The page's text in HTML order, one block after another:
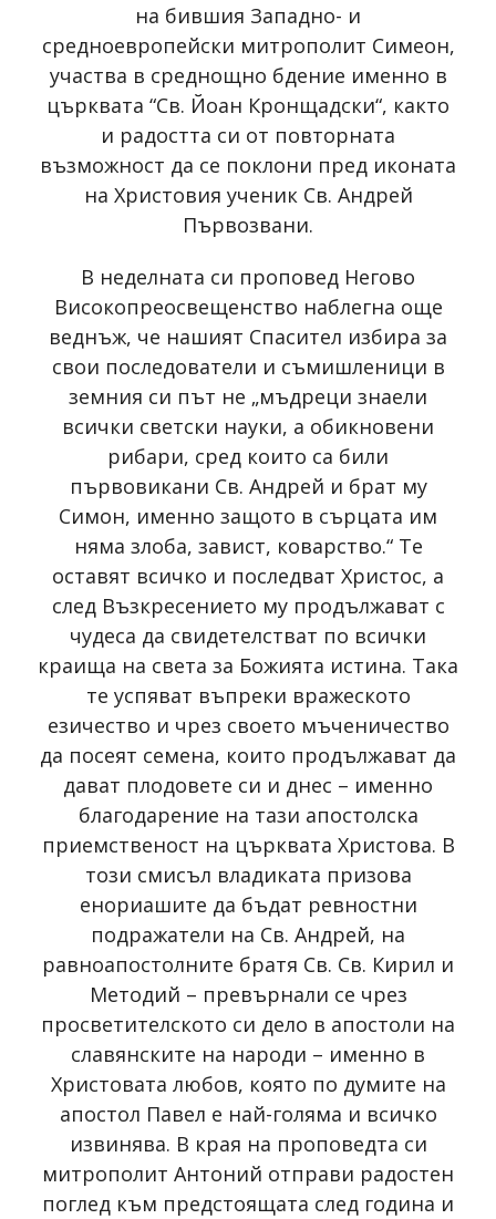
на бившия Западно- и
средноевропейски митрополит Симеон,
участва в среднощно бдение именно в
църквата “Св. Йоан Кронщадски“, както
и радостта си от повторната
възможност да се поклони пред иконата
на Христовия ученик Св. Андрей
Първозвани.
В неделната си проповед Негово
Високопреосвещенство наблегна още
веднъж, че нашият Спасител избира за
свои последователи и съмишленици в
земния си път не „мъдреци знаели
всички светски науки, а обикновени
рибари, сред които са били
първовикани Св. Андрей и брат му
Симон, именно защото в сърцата им
няма злоба, завист, коварство.“ Те
оставят всичко и последват Христос, а
след Възкресението му продължават с
чудеса да свидетелстват по всички
краища на света за Божията истина. Така
те успяват въпреки вражеското
езичество и чрез своето мъченичество
да посеят семена, които продължават да
дават плодовете си и днес – именно
благодарение на тази апостолска
приемственост на църквата Христова. В
този смисъл владиката призова
енориашите да бъдат ревностни
подражатели на Св. Андрей, на
равноапостолните братя Св. Св. Кирил и
Методий – превърнали се чрез
просветителското си дело в апостоли на
славянските на народи – именно в
Христовата любов, която по думите на
апостол Павел е най-голяма и всичко
извинява. В края на проповедта си
митрополит Антоний отправи радостен
поглед към предстоящата след година и